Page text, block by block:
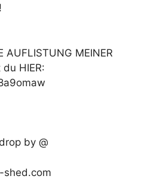
AUFLISTUNG MEINER
du HIER:
by @